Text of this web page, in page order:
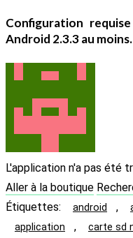
Configuration
Android 2.3.3 au moins.
L'application n'a pas été
Aller à la boutique
Étiquettes: android ,
application , carte sd